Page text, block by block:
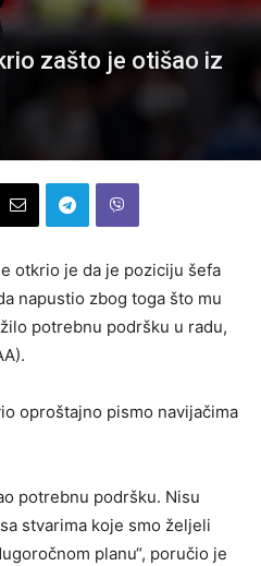
zašto je otišao iz
otkrio je da je poziciju šefa
napustio zbog toga što mu
potrebnu podršku u radu,
oproštajno pismo navijačima
potrebnu podršku. Nisu
stvarima koje smo željeli
planu“, poručio je